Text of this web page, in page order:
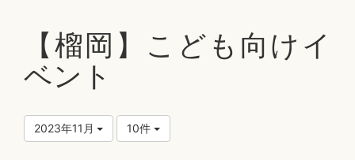
【榴岡】こども向けイ
ベント
2023年11月 10件